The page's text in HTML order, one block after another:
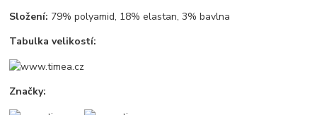
Složení: 79% polyamid, 18% elastan, 3% bavlna
Tabulka velikostí:
Značky: